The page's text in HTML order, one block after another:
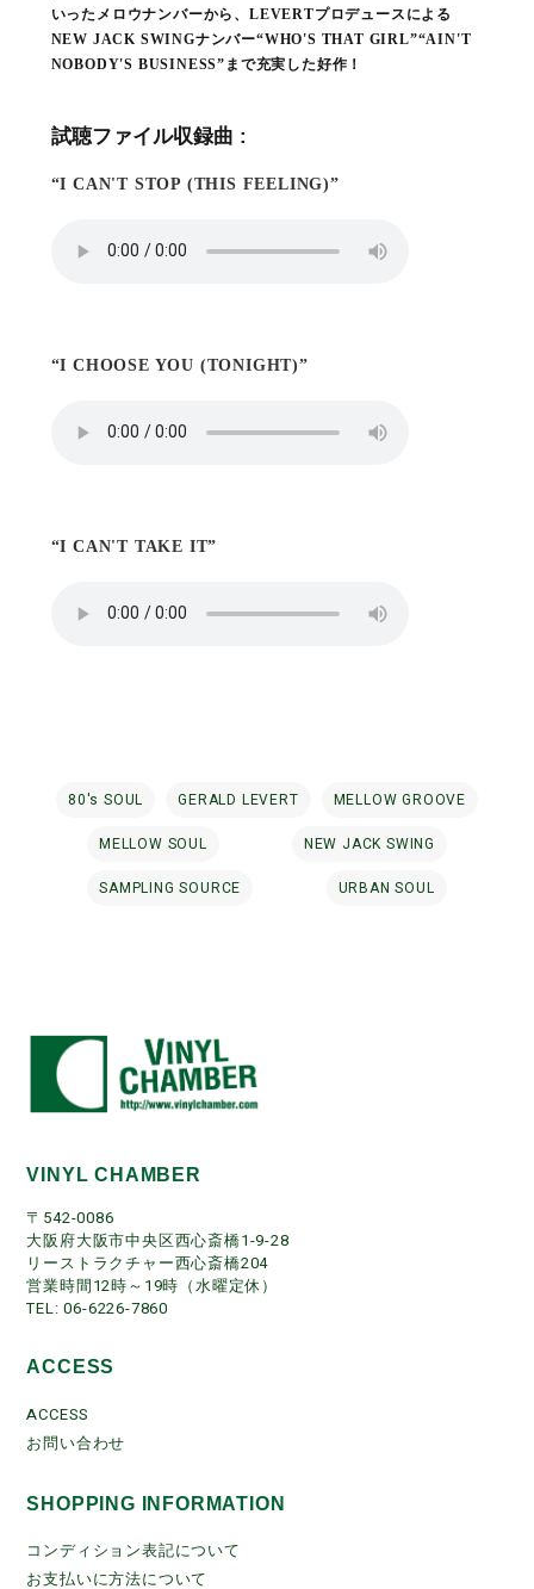
いったメロウナンバーから、LEVERTプロデュースによる
NEW JACK SWINGナンバー“WHO'S THAT GIRL”“AIN'T
NOBODY'S BUSINESS”まで充実した好作！
試聴ファイル収録曲 :
“I CAN'T STOP (THIS FEELING)”
“I CHOOSE YOU (TONIGHT)”
“I CAN'T TAKE IT”
80's SOUL GERALD LEVERT MELLOW GROOVE
MELLOW SOUL NEW JACK SWING
SAMPLING SOURCE URBAN SOUL
VINYL CHAMBER
〒542-0086
大阪府大阪市中央区西心斎橋1-9-28
リーストラクチャー西心斎橋204
営業時間12時～19時（水曜定休）
TEL: 06-6226-7860
ACCESS
ACCESS
お問い合わせ
SHOPPING INFORMATION
コンディション表記について
お支払いに方法について